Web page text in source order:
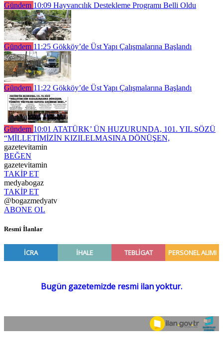
Gündem 10:09 Hayvancılık Destekleme Programı Belli Oldu
Gündem 11:25 Gökköy’de Üst Yapı Çalışmalarına Başlandı
Gündem 11:22 Gökköy’de Üst Yapı Çalışmalarına Başlandı
Gündem 10:01 ATATÜRK’ ÜN HUZURUNDA, 101. YIL SÖZÜ
“MİLLETİMİZİN KIZILELMASINA DÖNÜŞEN,
gazetevitamin
BEĞEN
gazetevitamin
TAKİP ET
medyabogaz
TAKİP ET
@bogazmedyatv
ABONE OL
Resmî İlanlar